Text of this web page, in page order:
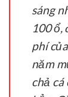
sáng
100 ổ,
phí
năm
chả